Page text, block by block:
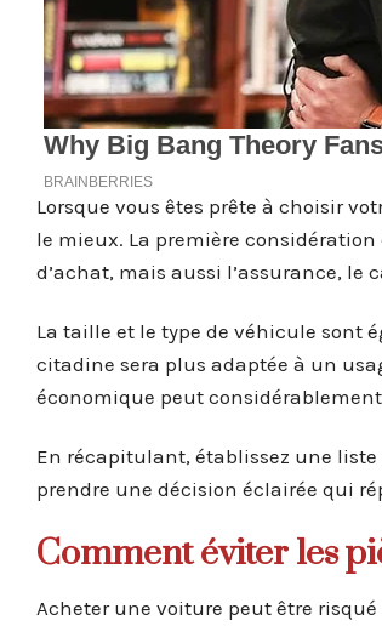
Lorsque vous êtes prête à choisir
le mieux. La première considération
d’achat, mais aussi l’assurance, le
La taille et le type de véhicule sont
citadine sera plus adaptée à un
économique peut
En récapitulant, établissez une liste
prendre une décision éclairée qui
Comment éviter les
Acheter une voiture peut être